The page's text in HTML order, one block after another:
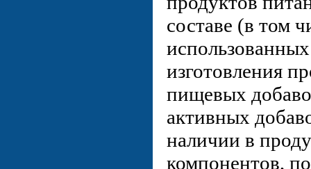
составе (в том
изготовления
пищевых
активных
наличии в
компонентов,